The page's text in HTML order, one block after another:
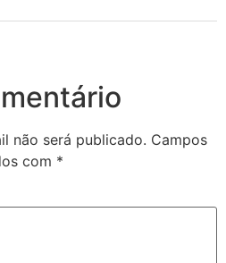
não será publicado. Campos
com *